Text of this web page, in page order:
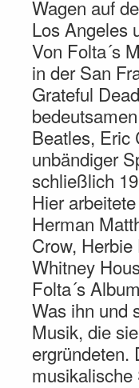
Wagen auf
Los Angeles
Von Folta´s
in der San
Grateful
Beatles, Eric
unbändiger
schließlich
Hier
Herman
Crow,
Whitney
Folta´s
Was ihn und
Musik, die
ergründeten.
musikalische